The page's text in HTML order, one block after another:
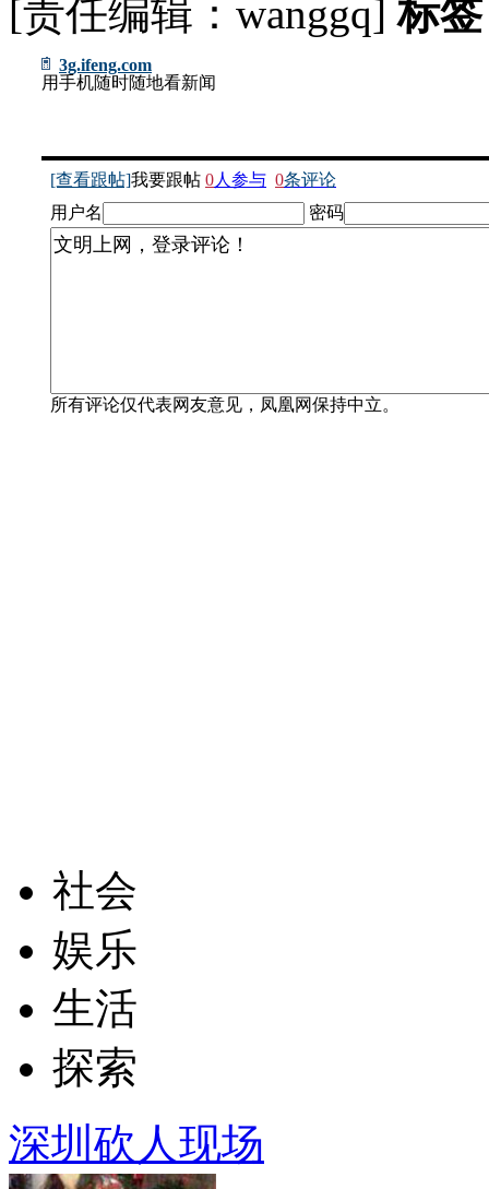
[责任编辑：wanggq]标
3g.ifeng.com
用手机随时随地看新闻
[查看跟帖]我要跟帖 0人参与 0条评论
用户名
密码
所有评论仅代表网友意见，凤凰网保持中立。
社会
娱乐
生活
探索
深圳砍人现场